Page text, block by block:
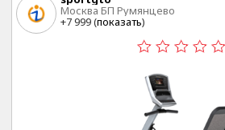
Москва БП Румянцево
+7 999 (показать)